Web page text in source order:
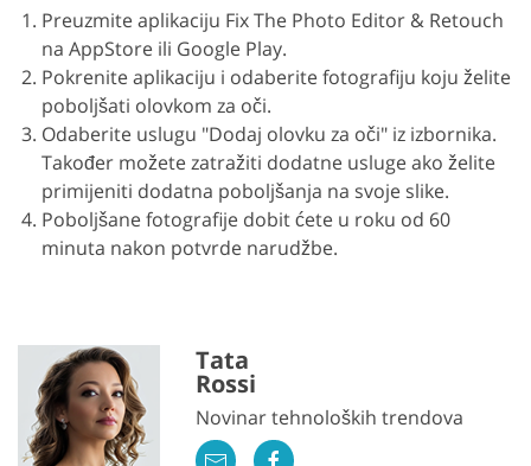
Preuzmite aplikaciju Fix The Photo Editor & Retouch
na AppStore ili Google Play.
Pokrenite aplikaciju i odaberite fotografiju koju želite
poboljšati olovkom za oči.
Odaberite uslugu "Dodaj olovku za oči" iz izbornika.
Također možete zatražiti dodatne usluge ako želite
primijeniti dodatna poboljšanja na svoje slike.
Poboljšane fotografije dobit ćete u roku od 60
minuta nakon potvrde narudžbe.
Tata
Rossi
Novinar tehnoloških trendova